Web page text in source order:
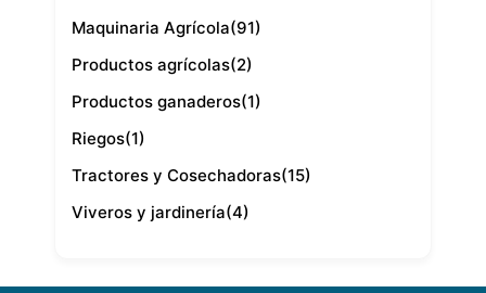
Maquinaria Agrícola(91)
Productos agrícolas(2)
Productos ganaderos(1)
Riegos(1)
Tractores y Cosechadoras(15)
Viveros y jardinería(4)